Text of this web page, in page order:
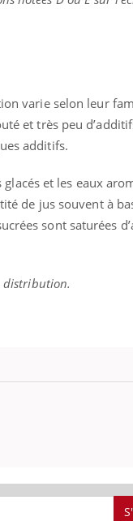
varie selon leur
et très peu
additifs.
et les eaux
de jus souvent à
sont saturées
distribution.